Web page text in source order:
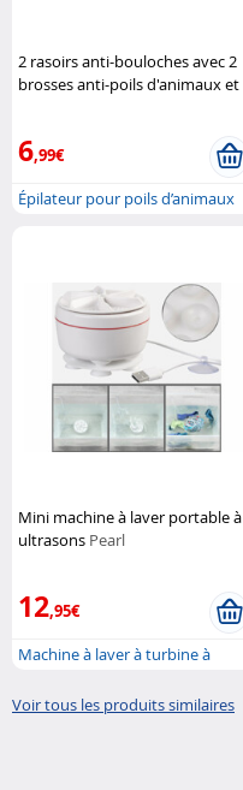
2 rasoirs anti-bouloches avec 2
brosses anti-poils d'animaux et
6,99€
Épilateur pour poils d’animaux
Mini machine à laver portable à
ultrasons Pearl
12,95€
Machine à laver à turbine à
Voir tous les produits similaires